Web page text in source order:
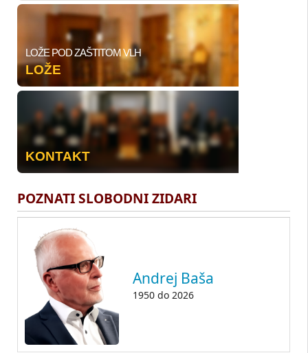
LOŽE POD ZAŠTITOM VLH
LOŽE
KONTAKT
POZNATI SLOBODNI ZIDARI
Andrej Baša
1950 do 2026